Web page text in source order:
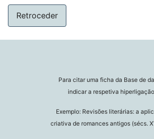
Retroceder
Para citar uma ficha da Base de
indicar a respetiva
Exemplo: Revisões literárias: a
criativa de romances antigos (sécs.